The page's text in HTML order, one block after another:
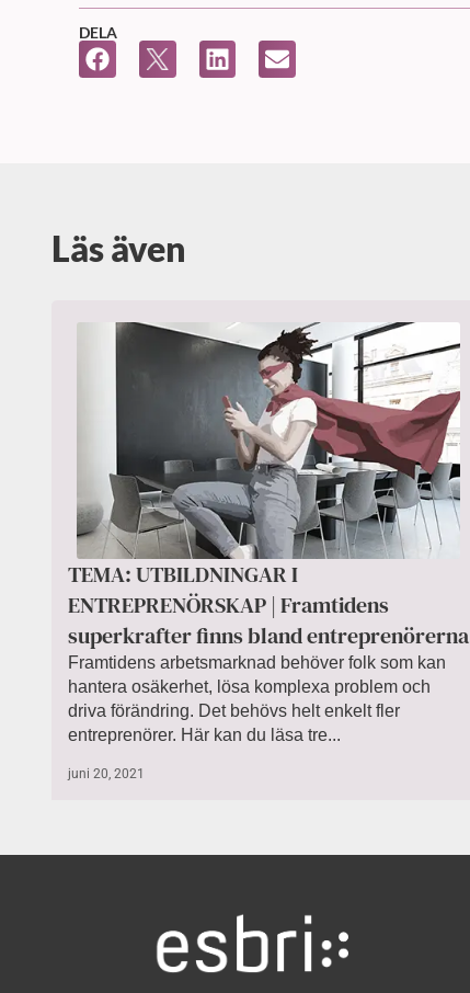
DELA
Läs även
TEMA: UTBILDNINGAR I
ENTREPRENÖRSKAP | Framtidens
superkrafter finns bland entreprenörerna
Framtidens arbetsmarknad behöver folk som kan
hantera osäkerhet, lösa komplexa problem och
driva förändring. Det behövs helt enkelt fler
entreprenörer. Här kan du läsa tre...
juni 20, 2021